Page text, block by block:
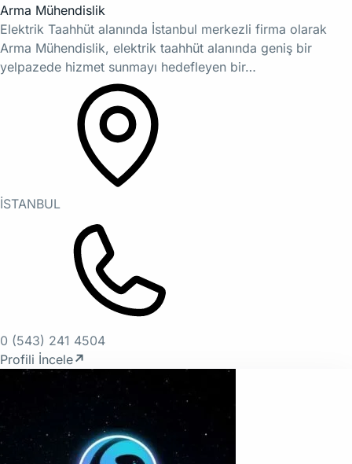
Arma Mühendislik
Elektrik Taahhüt alanında İstanbul merkezli firma olarak
Arma Mühendislik, elektrik taahhüt alanında geniş bir
yelpazede hizmet sunmayı hedefleyen bir…
İSTANBUL
0 (543) 241 4504
Profili İncele↗